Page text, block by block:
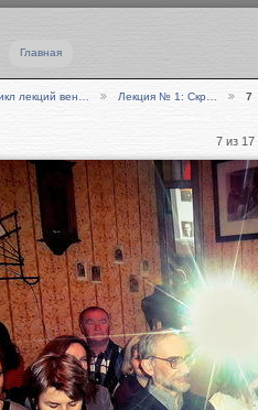
Главная
лекций вен… Лекция № 1: Скр… 7
7 из 17